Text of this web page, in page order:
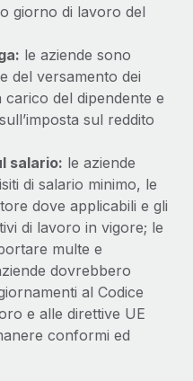
giorno di lavoro del
le aziende sono
del versamento dei
del dipendente e
sul reddito
salario: le aziende
di salario minimo, le
dove applicabili e gli
di lavoro in vigore; le
multe e
dovrebbero
al Codice
e alle direttive UE
conformi ed